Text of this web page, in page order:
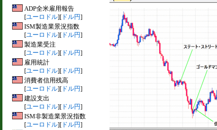
ADP全米雇用報告
[ユーロドル][ ドル円]
ISM製造業景況指数
[ユーロドル][ ドル円]
製造業受注
[ユーロドル][ ドル円]
雇用統計
[ユーロドル][ ドル円]
消費者信用残高
[ユーロドル][ ドル円]
建設支出
[ユーロドル][ ドル円]
ISM非製造業景況指数
[ユーロドル][ ドル円]